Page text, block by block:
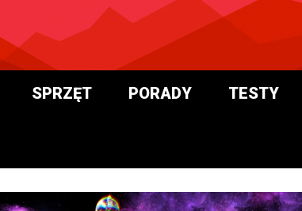
SPRZĘT PORADY TESTY